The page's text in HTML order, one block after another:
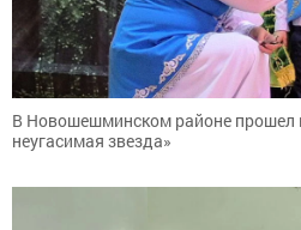
В Новошешминском районе прошел
неугасимая звезда»